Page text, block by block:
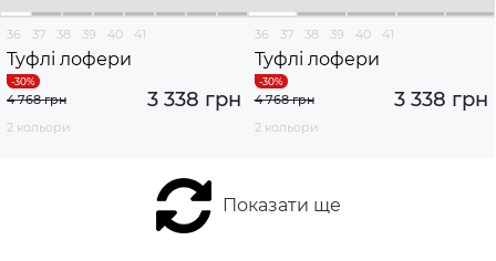
36 37 38 39 40 41
Туфлі лофери
3 338 грн
4 768 грн
2 кольори
36 37 38 39 40 41
Туфлі лофери
3 338 грн
4 768 грн
2 кольори
Показати ще